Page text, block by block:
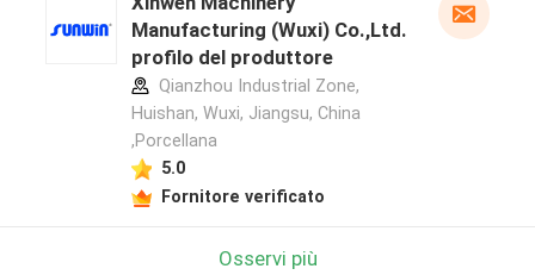
Manufacturing (Wuxi) Co.,Ltd.
profilo del produttore
Qianzhou Industrial Zone,
Huishan, Wuxi, Jiangsu, China
,Porcellana
5.0
Fornitore verificato
Osservi più